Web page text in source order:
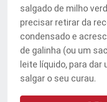
salgado de milho
precisar retirar da
condensado e
de galinha (ou um
leite líquido, para
salgar o seu curau.